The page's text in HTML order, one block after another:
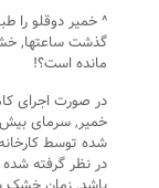
^ خمیر دوقلو را
گذشت ساعتها,
مانده است؟!
در صورت اجرای